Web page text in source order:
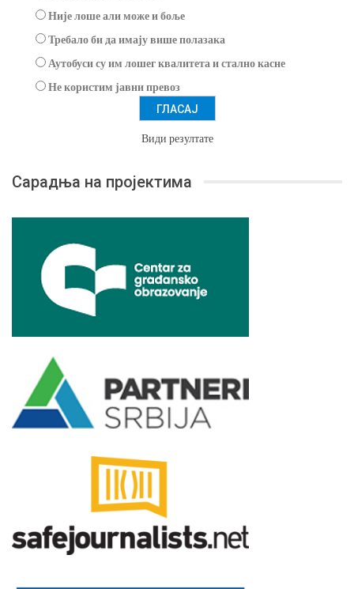
Није лоше али може и боље
Требало би да имају више полазака
Аутобуси су им лошег квалитета и стално касне
Не користим јавни превоз
Види резултате
Сарадња на пројектима